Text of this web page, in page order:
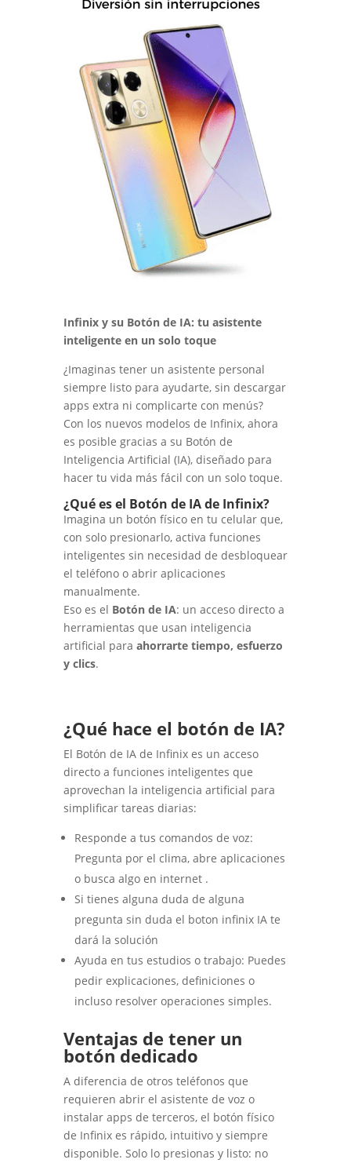
Infinix y su Botón de IA: tu asistente
inteligente en un solo toque
¿Imaginas tener un asistente personal
siempre listo para ayudarte, sin descargar
apps extra ni complicarte con menús?
Con los nuevos modelos de Infinix, ahora
es posible gracias a su Botón de
Inteligencia Artificial (IA), diseñado para
hacer tu vida más fácil con un solo toque.
¿Qué es el Botón de IA de Infinix?
Imagina un botón físico en tu celular que,
con solo presionarlo, activa funciones
inteligentes sin necesidad de desbloquear
el teléfono o abrir aplicaciones
manualmente.
Eso es el Botón de IA: un acceso directo a
herramientas que usan inteligencia
artificial para ahorrarte tiempo, esfuerzo
y clics.
¿Qué hace el botón de IA?
El Botón de IA de Infinix es un acceso
directo a funciones inteligentes que
aprovechan la inteligencia artificial para
simplificar tareas diarias:
Responde a tus comandos de voz:
Pregunta por el clima, abre aplicaciones
o busca algo en internet .
Si tienes alguna duda de alguna
pregunta sin duda el boton infinix IA te
dará la solución
Ayuda en tus estudios o trabajo: Puedes
pedir explicaciones, definiciones o
incluso resolver operaciones simples.
Ventajas de tener un
botón dedicado
A diferencia de otros teléfonos que
requieren abrir el asistente de voz o
instalar apps de terceros, el botón físico
de Infinix es rápido, intuitivo y siempre
disponible. Solo lo presionas y listo: no